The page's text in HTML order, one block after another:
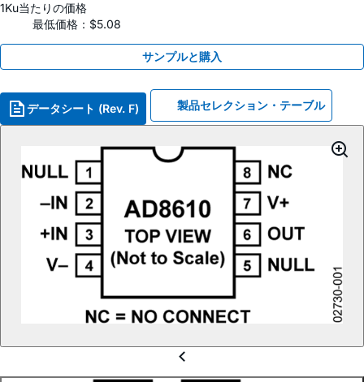
1Ku当たりの価格
最低価格：$5.08
サンプルと購入
データシート (Rev. F) 製品セレクション・テーブル